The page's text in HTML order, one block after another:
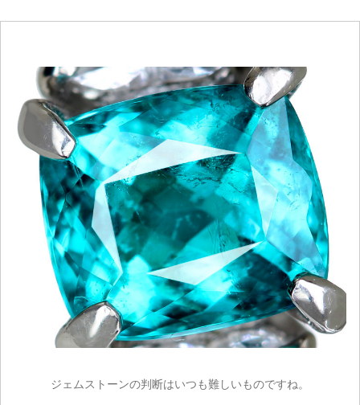
ジェムストーンの判断はいつも難しいものですね。